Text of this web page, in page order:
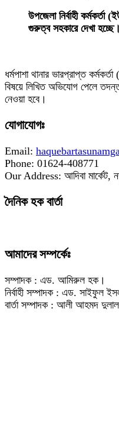
উপজেলা নির্বাহী কর্মকর্তা
গুরুত্ব সহকারে দেখা হচ্ছে।
ধর্মপাশা থানার ভারপ্রাপ্ত
বিষয়ে লিখিত অভিযোগ পেলে
নেওয়া হবে।
যোগাযোগঃ
Email:
Phone: 01624-408771
Our Address: আদিবা মার্কেট,
দৈনিক হক বার্তা
আমাদের সম্পর্কেঃ
সম্পাদক : এড. আমিরুল হক।
নির্বাহী সম্পাদক : এড. সাইফুল
বার্তা সম্পাদক : আলী আহমদ